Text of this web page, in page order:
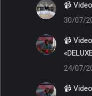
30/07/
📹 Video: «Regreso al Futuro»… Desde Angry Birds llegando al
24/07/
📹 Video: ¡¡VERANO JOVEN DEPORTIVO HUERCALOVER de 2